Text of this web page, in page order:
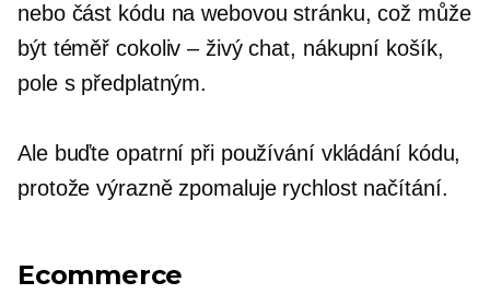
nebo část kódu na webovou stránku, což může
být téměř cokoliv – živý chat, nákupní košík,
pole s předplatným.
Ale buďte opatrní při používání vkládání kódu,
protože výrazně zpomaluje rychlost načítání.
Ecommerce